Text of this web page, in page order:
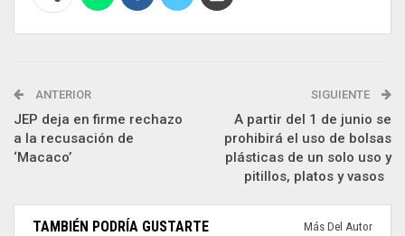
ANTERIOR
JEP deja en firme rechazo
a la recusación de
‘Macaco’
SIGUIENTE
A partir del 1 de junio se
prohibirá el uso de bolsas
plásticas de un solo uso y
pitillos, platos y vasos
TAMBIÉN PODRÍA GUSTARTE Más Del Autor